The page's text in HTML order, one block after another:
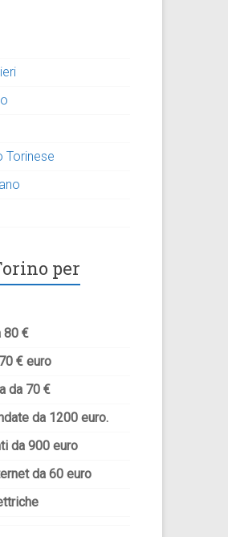
Torinese
per
80 €
€ euro
da 70 €
da 1200 euro.
da 900 euro
da 60 euro